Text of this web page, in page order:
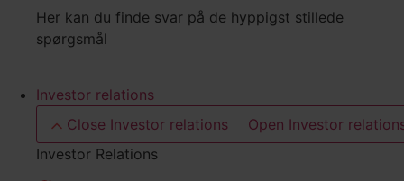
Her kan du finde svar på de hyppigst stillede
spørgsmål
Investor relations
Close Investor relations
Open Investor
Investor Relations